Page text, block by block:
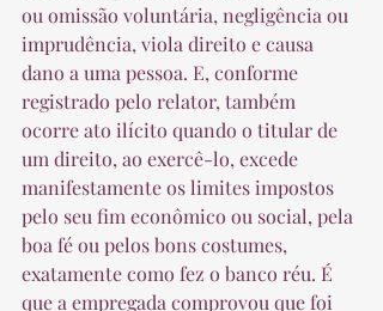
ou omissão voluntária, negligência ou
imprudência, viola direito e causa
dano a uma pessoa. E, conforme
registrado pelo relator, também
ocorre ato ilícito quando o titular de
um direito, ao exercê-lo, excede
manifestamente os limites impostos
pelo seu fim econômico ou social, pela
boa fé ou pelos bons costumes,
exatamente como fez o banco réu. É
que a empregada comprovou que foi